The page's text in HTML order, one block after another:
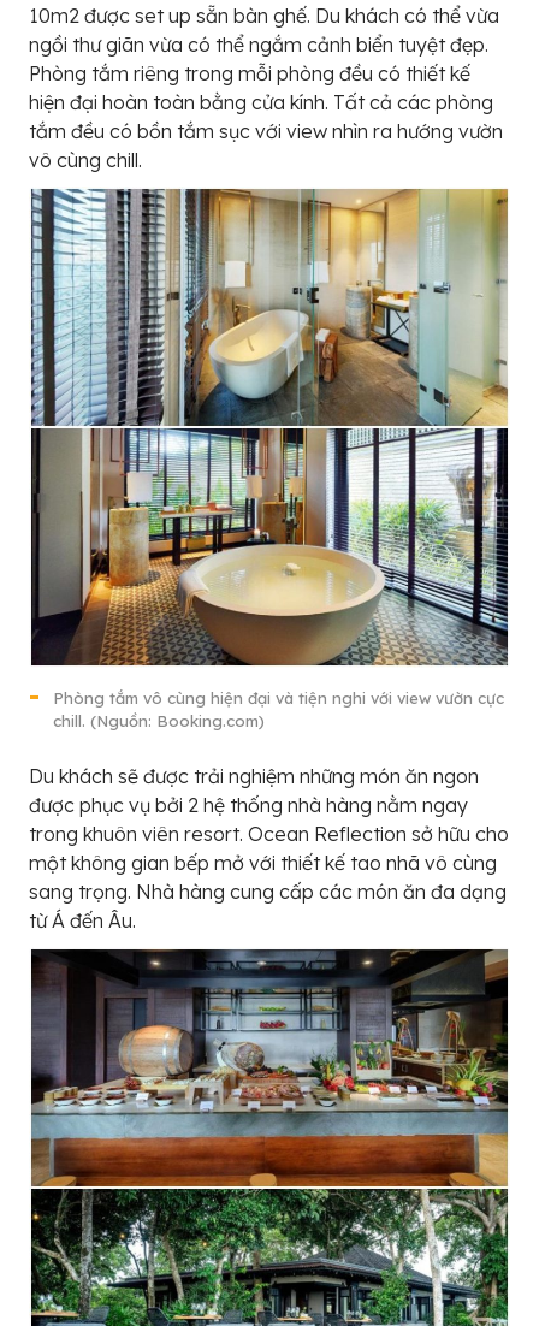
10m2 được set up sẵn bàn ghế. Du khách có thể vừa
ngồi thư giãn vừa có thể ngắm cảnh biển tuyệt đẹp.
Phòng tắm riêng trong mỗi phòng đều có thiết kế
hiện đại hoàn toàn bằng cửa kính. Tất cả các phòng
tắm đều có bồn tắm sục với view nhìn ra hướng vườn
vô cùng chill.
Phòng tắm vô cùng hiện đại và tiện nghi với view vườn cực
chill. (Nguồn: Booking.com)
Du khách sẽ được trải nghiệm những món ăn ngon
được phục vụ bởi 2 hệ thống nhà hàng nằm ngay
trong khuôn viên resort. Ocean Reflection sở hữu cho
một không gian bếp mở với thiết kế tao nhã vô cùng
sang trọng. Nhà hàng cung cấp các món ăn đa dạng
từ Á đến Âu.